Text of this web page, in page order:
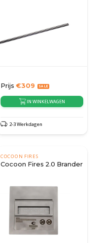
Prijs €309
IN WINKELWAGEN
2-3 Werkdagen
COCOON FIRES
Cocoon Fires 2.0 Brander